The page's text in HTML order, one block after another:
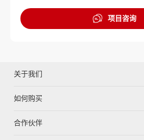
项目咨询
关于我们
如何购买
合作伙伴